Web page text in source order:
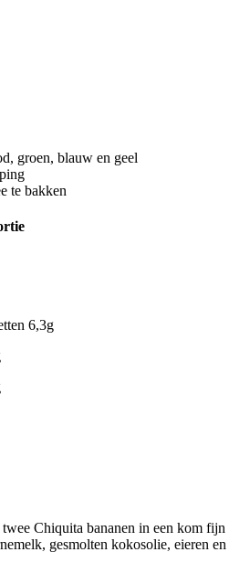
groen, blauw en geel
te bakken
6,3g
Chiquita bananen in een kom fijn
gesmolten kokosolie, eieren en